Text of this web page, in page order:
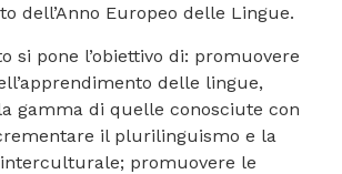
dell’Anno Europeo delle Lingue.
si pone l’obiettivo di: promuovere
delle lingue,
gamma di quelle conosciute con
il plurilinguismo e la
promuovere le